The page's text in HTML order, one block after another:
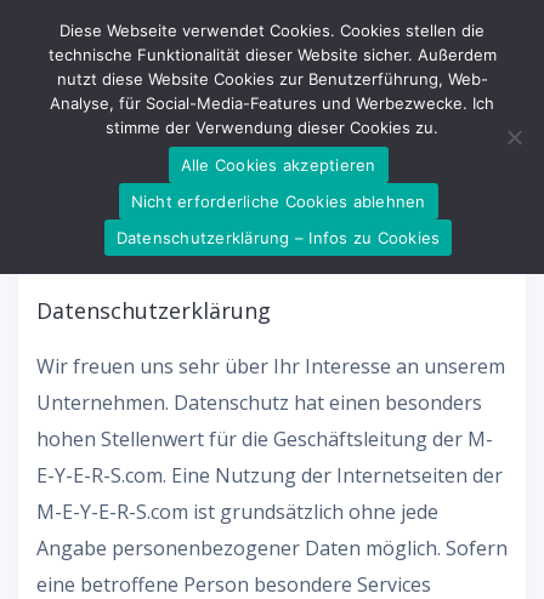
content
Datenschutzerklärung
Datenschutzerklärung
Wir freuen uns sehr über Ihr Interesse an unserem
Unternehmen. Datenschutz hat einen besonders
hohen Stellenwert für die Geschäftsleitung der M-
E-Y-E-R-S.com. Eine Nutzung der Internetseiten der
M-E-Y-E-R-S.com ist grundsätzlich ohne jede
Angabe personenbezogener Daten möglich. Sofern
eine betroffene Person besondere Services
Diese Webseite verwendet Cookies. Cookies stellen die
technische Funktionalität dieser Website sicher. Außerdem
nutzt diese Website Cookies zur Benutzerführung, Web-
Analyse, für Social-Media-Features und Werbezwecke. Ich
stimme der Verwendung dieser Cookies zu.
Alle Cookies akzeptieren
Nicht erforderliche Cookies ablehnen
Datenschutzerklärung – Infos zu Cookies